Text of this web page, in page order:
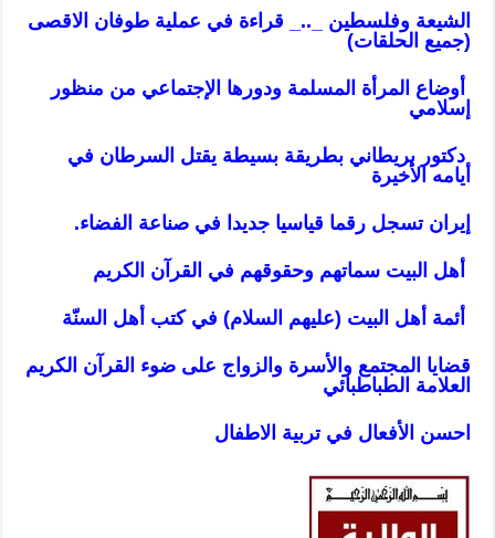
الشيعة وفلسطين _.._ قراءة في عملية طوفان الاقصى
(جميع الحلقات)
أوضاع المرأة المسلمة ودورها الإجتماعي من منظور
إسلامي
دكتور بريطاني بطريقة بسيطة يقتل السرطان في
أيامه الأخيرة
إيران تسجل رقما قياسيا جديدا في صناعة الفضاء.
أهل البيت سماتهم وحقوقهم في القرآن الكريم
أئمة أهل البيت (عليهم السلام) في كتب أهل السنّة
قضايا المجتمع والأسرة والزواج على ضوء القرآن الكريم
العلامة الطباطبائي
احسن الأفعال في تربية الاطفال